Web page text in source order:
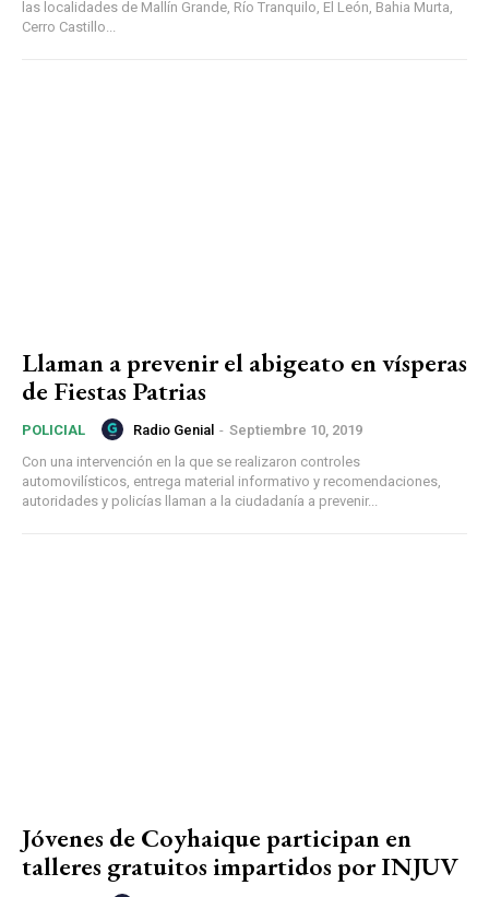
las localidades de Mallín Grande, Río Tranquilo, El León, Bahia Murta,
Cerro Castillo...
Llaman a prevenir el abigeato en vísperas
de Fiestas Patrias
POLICIAL Radio Genial - Septiembre 10, 2019
Con una intervención en la que se realizaron controles
automovilísticos, entrega material informativo y recomendaciones,
autoridades y policías llaman a la ciudadanía a prevenir...
Jóvenes de Coyhaique participan en
talleres gratuitos impartidos por INJUV